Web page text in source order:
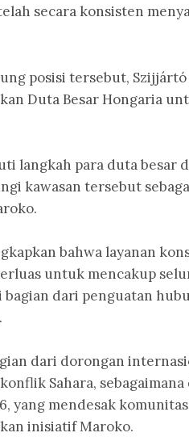
secara konsisten
posisi tersebut,
Duta Besar Hongaria
langkah para duta besar
kawasan tersebut
bahwa layanan
untuk mencakup
bagian dari penguatan
dari dorongan
Sahara,
yang mendesak
inisiatif Maroko.